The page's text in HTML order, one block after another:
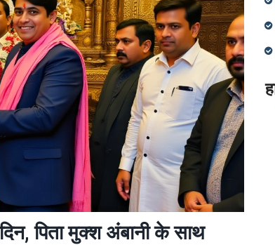
पिता मुक्श अंबानी के साथ